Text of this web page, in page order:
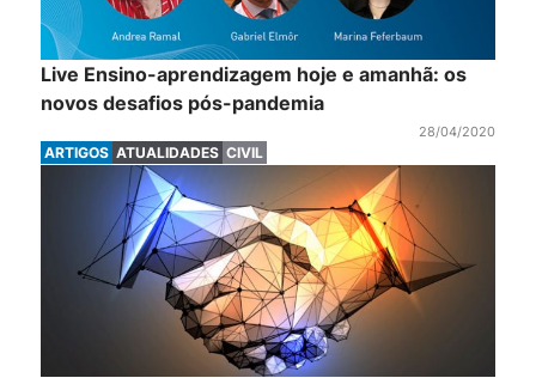
Live Ensino-aprendizagem hoje e amanhã: os
novos desafios pós-pandemia
28/04/2020
ARTIGOS ATUALIDADES CIVIL